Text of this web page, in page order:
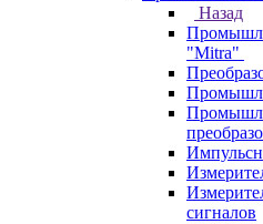
Назад
"Mitra"
сигналов